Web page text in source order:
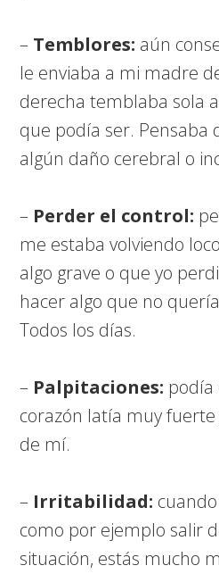
– Temblores: aún
le enviaba a mi madre
derecha temblaba sola
que podía ser. Pensaba
algún daño cerebral o
– Perder el control:
me estaba volviendo
algo grave o que yo
hacer algo que no
Todos los días.
– Palpitaciones:
corazón latía muy
de mí.
– Irritabilidad:
como por ejemplo salir
situación, estás mucho